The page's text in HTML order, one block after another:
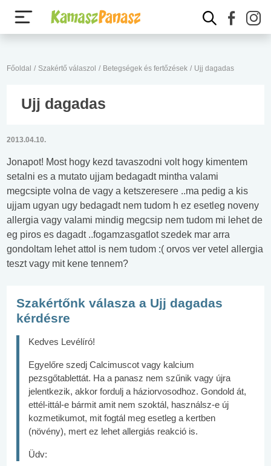
Főoldal / Szakértő válaszol / Betegségek és fertőzések / Ujj dagadas
Ujj dagadas
2013.04.10.
Jonapot! Most hogy kezd tavaszodni volt hogy kimentem
setalni es a mutato ujjam bedagadt mintha valami
megcsipte volna de vagy a ketszeresere ..ma pedig a kis
ujjam ugyan ugy bedagadt nem tudom h ez esetleg noveny
allergia vagy valami mindig megcsip nem tudom mi lehet de
eg piros es dagadt ..fogamzasgatlot szedek mar arra
gondoltam lehet attol is nem tudom :( orvos ver vetel allergia
teszt vagy mit kene tennem?
Szakértőnk válasza a Ujj dagadas
kérdésre
Kedves Levélíró!
Egyelőre szedj Calcimuscot vagy kalcium
pezsgőtablettát. Ha a panasz nem szűnik vagy újra
jelentkezik, akkor fordulj a háziorvosodhoz. Gondold át,
ettél-ittál-e bármit amit nem szoktál, használsz-e új
kozmetikumot, mit fogtál meg esetleg a kertben
(növény), mert ez lehet allergiás reakció is.
Üdv: